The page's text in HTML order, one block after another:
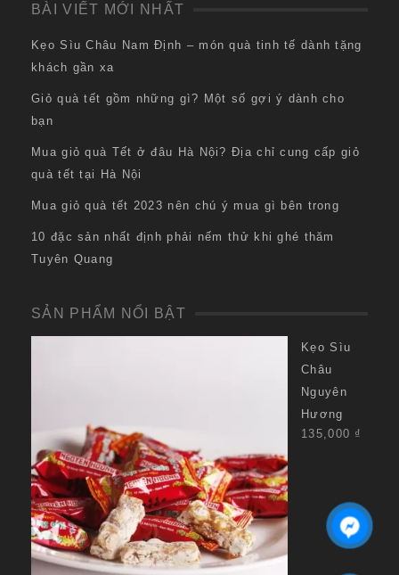
BÀI VIẾT MỚI NHẤT
Kẹo Sìu Châu Nam Định – món quà tinh tế dành tặng
khách gần xa
Giỏ quà tết gồm những gì? Một số gợi ý dành cho
bạn
Mua giỏ quà Tết ở đâu Hà Nội? Địa chỉ cung cấp giỏ
quà tết tại Hà Nội
Mua giỏ quà tết 2023 nên chú ý mua gì bên trong
10 đặc sản nhất định phải nếm thử khi ghé thăm
Tuyên Quang
SẢN PHẨM NỔI BẬT
Kẹo Sìu
Châu
Nguyên
Hương
135,000 ₫